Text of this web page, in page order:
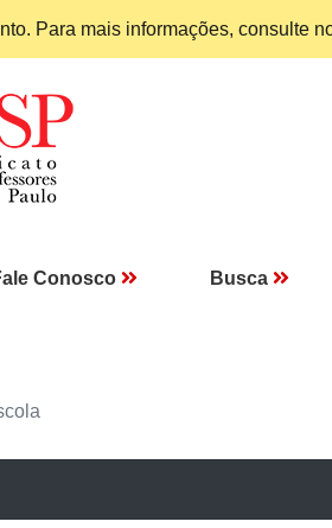
Para mais informações, consulte
Conosco Busca